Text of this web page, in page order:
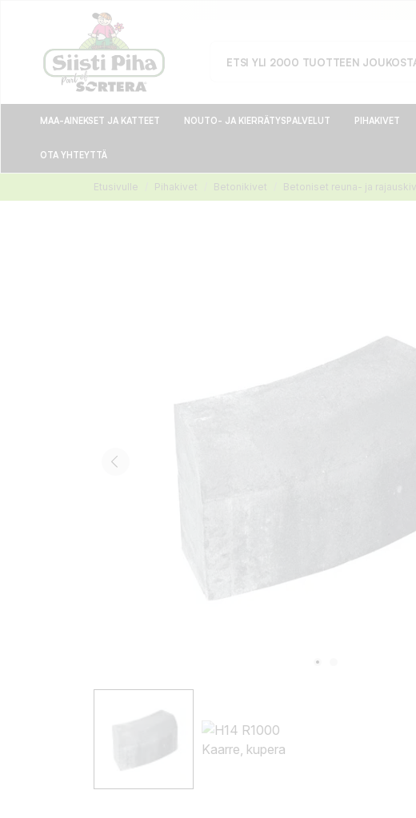
MAA-AINEKSET JA KATTEET NOUTO- JA KIERRÄTYSPALVELUT PIHAKIVET
OTA YHTEYTTÄ
Etusivulle Pihakivet Betonikivet Betoniset reuna- ja